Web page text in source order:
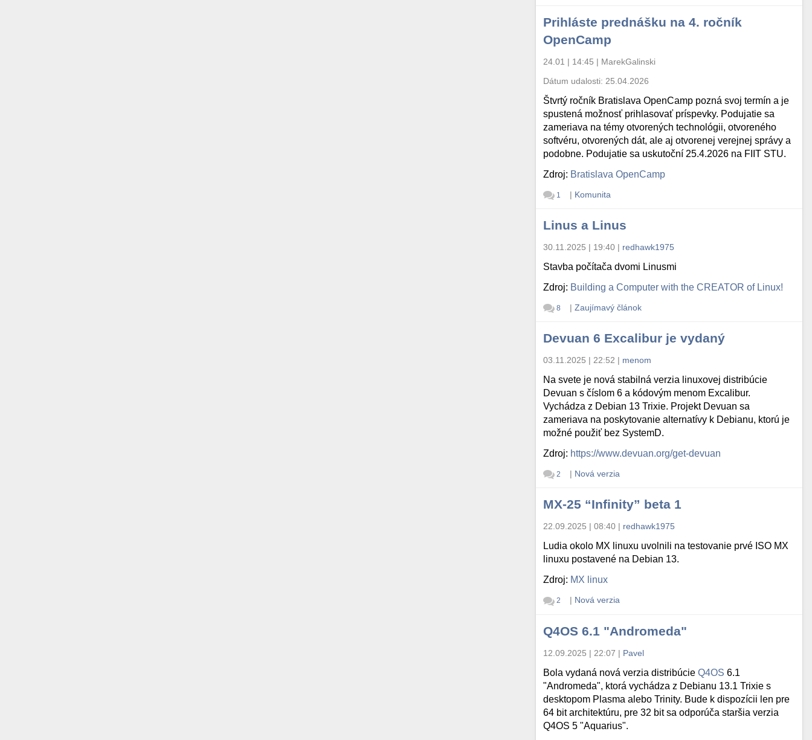
Prihláste prednášku na 4. ročník
OpenCamp
24.01 | 14:45 | MarekGalinski
Dátum udalosti: 25.04.2026
Štvrtý ročník Bratislava OpenCamp pozná svoj termín a je
spustená možnosť prihlasovať príspevky. Podujatie sa
zameriava na témy otvorených technológii, otvoreného
softvéru, otvorených dát, ale aj otvorenej verejnej správy a
podobne. Podujatie sa uskutoční 25.4.2026 na FIIT STU.
Zdroj: Bratislava OpenCamp
1 | Komunita
Linus a Linus
30.11.2025 | 19:40 | redhawk1975
Stavba počítača dvomi Linusmi
Zdroj: Building a Computer with the CREATOR of Linux!
8 | Zaujímavý článok
Devuan 6 Excalibur je vydaný
03.11.2025 | 22:52 | menom
Na svete je nová stabilná verzia linuxovej distribúcie
Devuan s číslom 6 a kódovým menom Excalibur.
Vychádza z Debian 13 Trixie. Projekt Devuan sa
zameriava na poskytovanie alternatívy k Debianu, ktorú je
možné použiť bez SystemD.
Zdroj: https://www.devuan.org/get-devuan
2 | Nová verzia
MX-25 “Infinity” beta 1
22.09.2025 | 08:40 | redhawk1975
Ludia okolo MX linuxu uvolnili na testovanie prvé ISO MX
linuxu postavené na Debian 13.
Zdroj: MX linux
2 | Nová verzia
Q4OS 6.1 "Andromeda"
12.09.2025 | 22:07 | Pavel
Bola vydaná nová verzia distribúcieQ4OS 6.1
"Andromeda", ktorá vychádza z Debianu 13.1 Trixie s
desktopom Plasma alebo Trinity. Bude k dispozícii len pre
64 bit architektúru, pre 32 bit sa odporúča staršia verzia
Q4OS 5 "Aquarius".